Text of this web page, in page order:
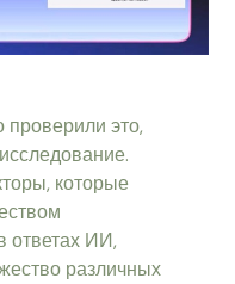
это,
которые
ответах ИИ,
различных